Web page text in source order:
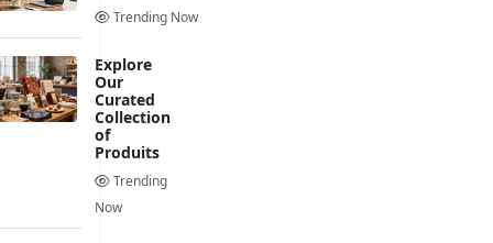
Trending Now
Explore
Our
Curated
Collection
of
Produits
Trending
Now